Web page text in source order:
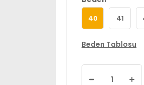
40 41
Beden Tablosu